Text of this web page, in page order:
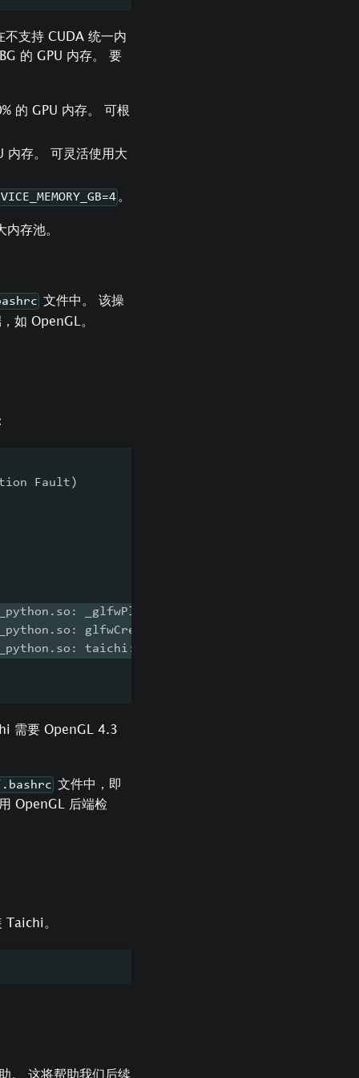
不支持 CUDA 统一内
的 GPU 内存。 要
的 GPU 内存。 可根
内存。 可灵活使用大
。
存池。
文件中。 该操
如 OpenGL。
Fault)
_glfwPlatformCreateWindow
glfwCreateWindow
需要 OpenGL 4.3
文件中，即
OpenGL 后端检
Taichi。
。 这将帮助我们后续